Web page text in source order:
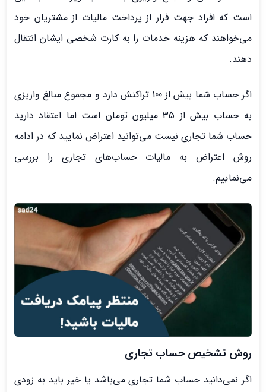
است که افراد جهت فرار از پرداخت مالیات از مشتریان خود
می‌خواهند که هزینه خدمات را به کارت شخصی ایشان انتقال
دهند.
اگر حساب شما بیش از 100 تراکنش دارد و مجموع مبالغ واریزی
به حساب بیش از 35 میلیون تومان است اما اعتقاد دارید
حساب شما تجاری نیست می‌توانید اعتراض نمایید که در ادامه
روش اعتراض به مالیات حساب‌های تجاری را بررسی
می‌نماییم.
روش تشخیص حساب تجاری
اگر نمی‌دانید حساب شما تجاری می‌باشد یا خیر باید به زودی